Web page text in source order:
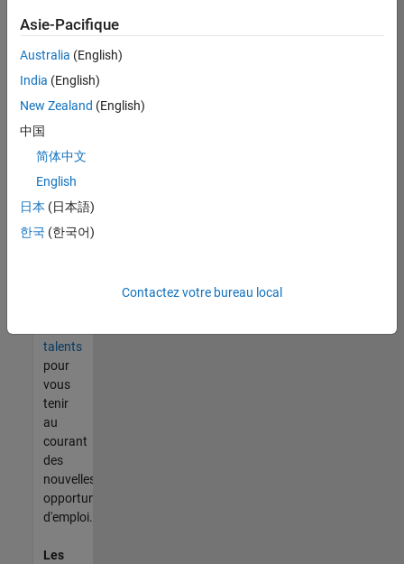
d'emploi.
malgré
tout
vous
trouvez
pas
d'offre
corresponde
à vos
talents
pour
vous
tenir
au
courant
des
nouvelles
opportunités
d'emploi.
Les
Asie-Pacifique
Australia (English)
India (English)
New Zealand (English)
中国
简体中文
English
日本 (日本語)
한국 (한국어)
Contactez votre bureau local